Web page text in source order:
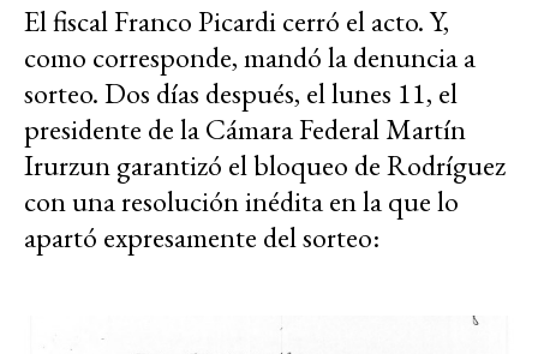
El fiscal Franco Picardi cerró el acto. Y,
como corresponde, mandó la denuncia a
sorteo. Dos días después, el lunes 11, el
presidente de la Cámara Federal Martín
Irurzun garantizó el bloqueo de Rodríguez
con una resolución inédita en la que lo
apartó expresamente del sorteo: